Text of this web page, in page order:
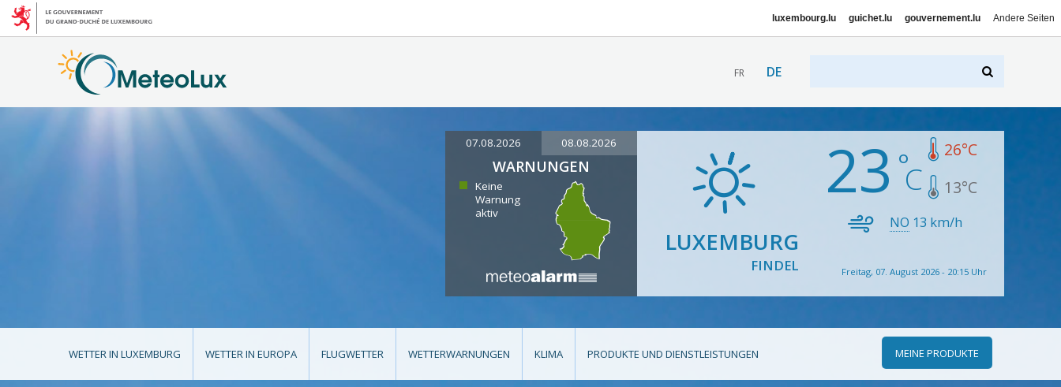
luxembourg.lu guichet.lu gouvernement.lu Andere Seiten
FR DE
07.08.2026 08.08.2026
WARNUNGEN
Keine
Warnung
aktiv
LUXEMBURG
FINDEL
23 26°C
13°C
NO 13 km/h
Freitag, 07. August 2026 - 20:15 Uhr
WETTER IN LUXEMBURG WETTER IN EUROPA FLUGWETTER WETTERWARNUNGEN KLIMA PRODUKTE UND DIENSTLEISTUNGEN MEINE PRODUKTE